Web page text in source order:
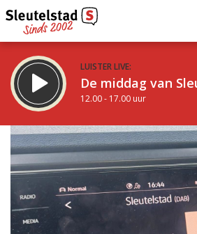
LUISTER LIVE:
De middag van
12.00 - 17.00 uur
STRAKS:
Sleutelstad 30
17.00 - 19.00 uur
Vorig uur
uur 1 van 0